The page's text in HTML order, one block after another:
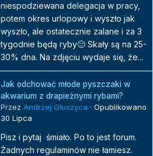
niespodziewana delegacja w pracy,
potem okres urlopowy i wyszło jak
wyszło, ale ostatecznie zalane i za 3
tygodnie będą ryby🙂 Skały są na 25-
30% dna. Na zdjęciu wydaje się, że...
Jak odchować młode pyszczaki w
akwarium z drapieżnymi rybami?
Przez Andrzej Głuszyca · Opublikowano
30 Lipca
Pisz i pytaj śmiało. Po to jest forum.
Żadnych regulaminów nie łamiesz.